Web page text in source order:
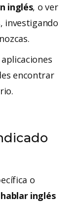
inglés, o ver
investigando
encontrar
o
inglés